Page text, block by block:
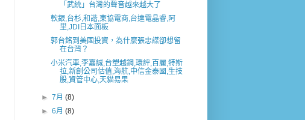
「武統」台灣的聲音越來越大了
軟銀,台杉,和諧,東協電商,台達電晶睿,阿
里,JDI日本面板
郭台銘到美國投資，為什麼張忠謀卻想留
在台灣？
小米汽車,李嘉誠,台塑越鋼,環評,百麗,特斯
拉,新創公司估值,海航,中信金泰國,生技
股,資管中心,天貓易果
►7月(8)
►6月(8)